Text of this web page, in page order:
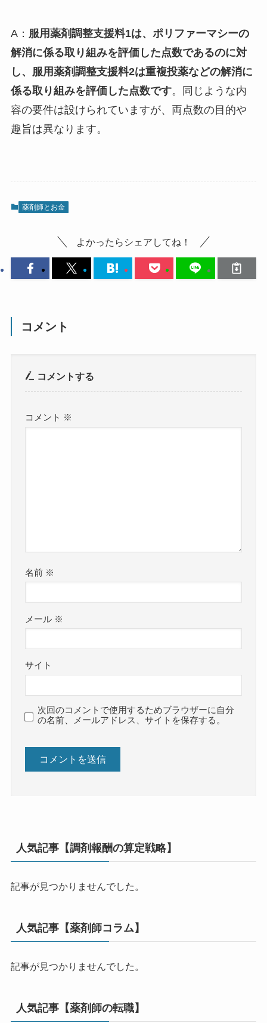
A： 服用薬剤調整支援料1は、ポリファーマシーの
解消に係る取り組みを評価した点数であるのに対
し、服用薬剤調整支援料2は重複投薬などの解消に
係る取り組みを評価した点数です。同じような内
容の要件は設けられていますが、両点数の目的や
趣旨は異なります。
薬剤師とお金
よかったらシェアしてね！
コメント
コメントする
コメント ※
名前 ※
メール ※
サイト
次回のコメントで使用するためブラウザーに自分
の名前、メールアドレス、サイトを保存する。
人気記事【調剤報酬の算定戦略】
記事が見つかりませんでした。
人気記事【薬剤師コラム】
記事が見つかりませんでした。
人気記事【薬剤師の転職】